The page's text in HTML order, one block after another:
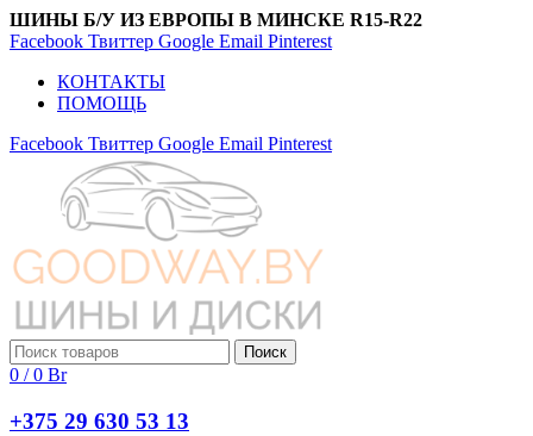
ШИНЫ Б/У ИЗ ЕВРОПЫ В МИНСКЕ R15-R22
Facebook Твиттер Google Email Pinterest
КОНТАКТЫ
ПОМОЩЬ
Facebook Твиттер Google Email Pinterest
Поиск
0 / 0 Br
+375 29 630 53 13